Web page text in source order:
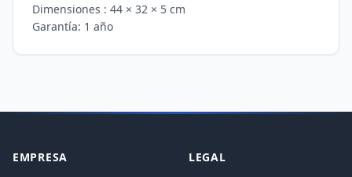
Dimensiones : 44 × 32 × 5 cm
Garantía: 1 año
EMPRESA
LEGAL